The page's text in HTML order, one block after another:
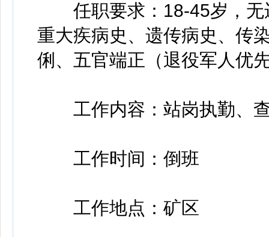
任职要求：18-45岁，无
重大疾病史、遗传病史、传
俐、五官端正（退役军人优
工作内容：站岗执勤、查
工作时间：倒班
工作地点：矿区